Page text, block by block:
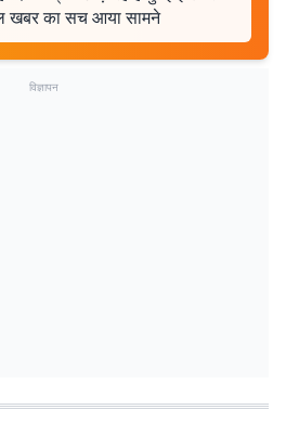
खबर का सच आया सामने
विज्ञापन